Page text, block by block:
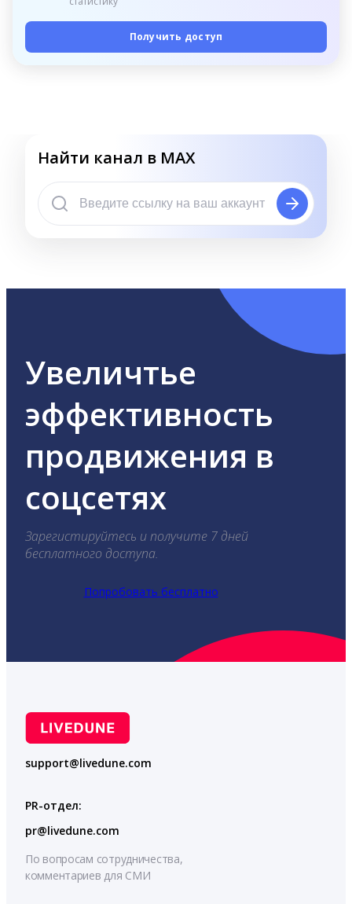
Получить доступ
Найти канал в MAX
Увеличтье
эффективность
продвижения в
соцсетях
Зарегистируйтесь и получите 7 дней
бесплатного доступа.
Попробовать бесплатно
support@livedune.com
PR-отдел:
pr@livedune.com
По вопросам сотрудничества,
комментариев для СМИ